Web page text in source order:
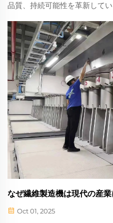
品質、持続可能性を革新して
ているかを学びましょう。ポ
バー生産の未来を探ってくだ
なぜ繊維製造機は現代の産
Oct 01, 2025